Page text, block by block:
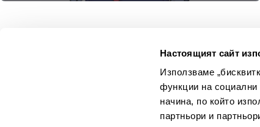
Настоящият сайт
Използваме
функции на
начина, по който
партньори и
Игри